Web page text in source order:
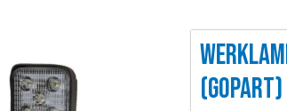
(GOPART)